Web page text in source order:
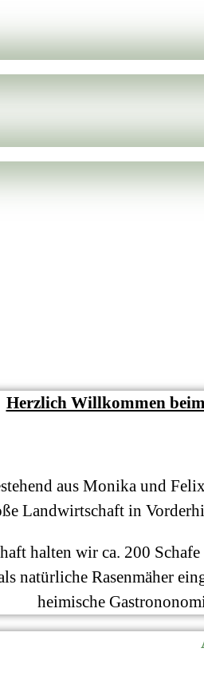
Herzlich Willkommen
aus Monika und
Landwirtschaft in
halten wir ca. 200
natürliche Rasenmäher
heimische